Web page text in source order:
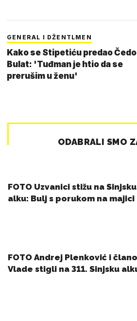
GENERAL I DŽENTLMEN
Kako se Stipetiću predao Čedo
Bulat: 'Tuđman je htio da se
prerušim u ženu'